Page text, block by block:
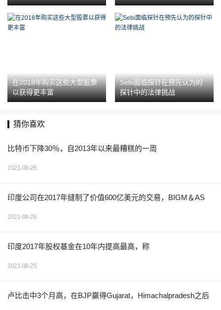
券的案例
信债券的提升
在2018年购买这些大型股票
以获得更丰富
Sebi面临探针在预先认为的
探针中的法律挑战
猜你喜欢
比特币下降30％，自2013年以来最糟糕的一周
2021-08-26
印度公司在2017年缝制了价值600亿美元的交易，BIGM＆AS
2021-08-26
印度2017年股权基金在10年内提高最高，称
2021-08-25
卢比击中3个月高，在BJP赢得Gujarat，Himachalpradesh之后